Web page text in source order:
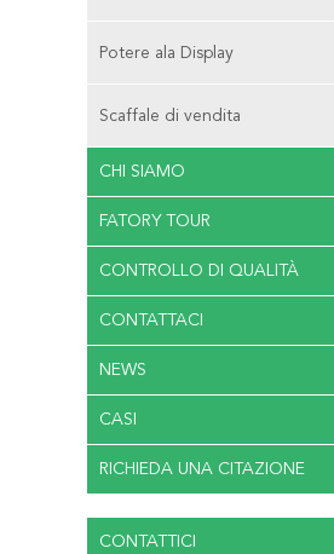
Potere ala Display
Scaffale di vendita
CHI SIAMO
FATORY TOUR
CONTROLLO DI QUALITÀ
CONTATTACI
NEWS
CASI
RICHIEDA UNA CITAZIONE
CONTATTICI